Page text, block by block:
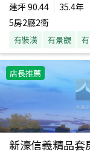
建坪 90.44
35.4年
5房2廳2衛
有裝潢 有景觀
店長推薦
新濠信義精品套